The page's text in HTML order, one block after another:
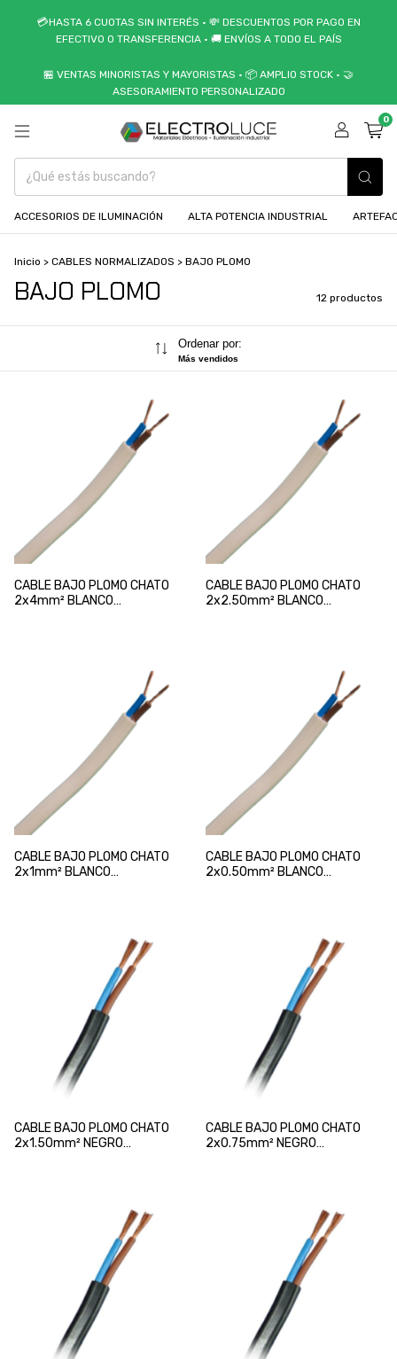
💳HASTA 6 CUOTAS SIN INTERÉS • 💸 DESCUENTOS POR PAGO EN
EFECTIVO O TRANSFERENCIA • 🚚 ENVÍOS A TODO EL PAÍS
🏪 VENTAS MINORISTAS Y MAYORISTAS • 📦 AMPLIO STOCK • 🤝
ASESORAMIENTO PERSONALIZADO
0
ACCESORIOS DE ILUMINACIÓN ALTA POTENCIA INDUSTRIAL
Inicio > CABLES NORMALIZADOS > BAJO PLOMO
BAJO PLOMO 12 productos
Ordenar por:
Más vendidos
CABLE BAJO PLOMO CHATO
2x4mm² BLANCO
CABLE BAJO PLOMO CHATO
2x2.50mm² BLANCO
CABLE BAJO PLOMO CHATO
2x1mm² BLANCO
CABLE BAJO PLOMO CHATO
2x0.50mm² BLANCO
CABLE BAJO PLOMO CHATO
2x1.50mm² NEGRO
CABLE BAJO PLOMO CHATO
2x0.75mm² NEGRO